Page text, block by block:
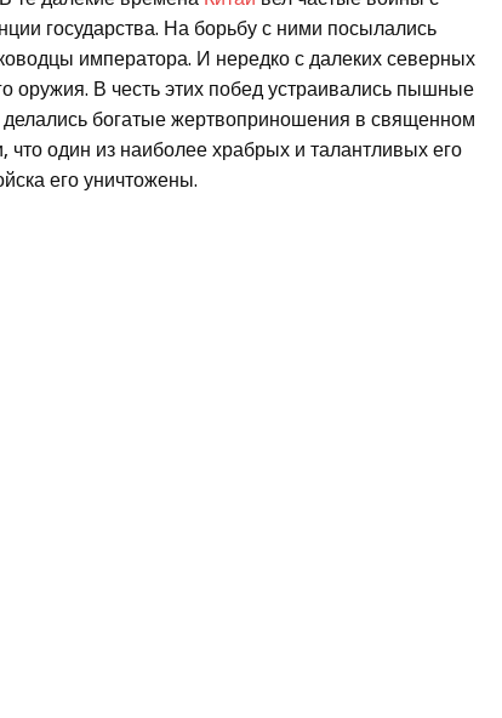
государства. На борьбу с ними посылались
императора. И нередко с далеких северных
оружия. В честь этих побед устраивались пышные
делались богатые жертвоприношения в священном
один из наиболее храбрых и талантливых его
его уничтожены.